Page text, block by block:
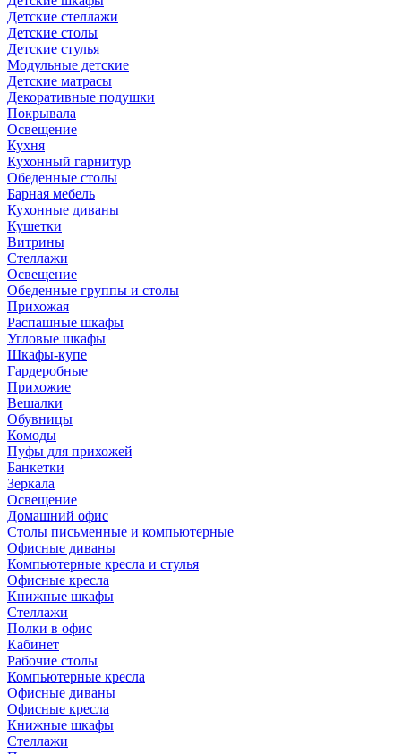
Детские стеллажи
Детские столы
Детские стулья
Модульные детские
Детские матрасы
Декоративные подушки
Покрывала
Освещение
Кухня
Кухонный гарнитур
Обеденные столы
Барная мебель
Кухонные диваны
Кушетки
Витрины
Стеллажи
Освещение
Обеденные группы и столы
Прихожая
Распашные шкафы
Угловые шкафы
Шкафы-купе
Гардеробные
Прихожие
Вешалки
Обувницы
Комоды
Пуфы для прихожей
Банкетки
Зеркала
Освещение
Домашний офис
Столы письменные и компьютерные
Офисные диваны
Компьютерные кресла и стулья
Офисные кресла
Книжные шкафы
Стеллажи
Полки в офис
Кабинет
Рабочие столы
Компьютерные кресла
Офисные диваны
Офисные кресла
Книжные шкафы
Стеллажи